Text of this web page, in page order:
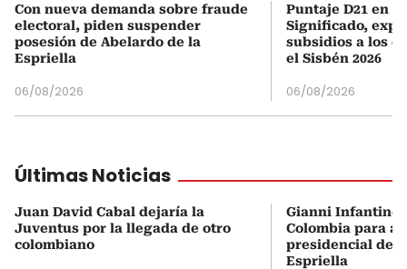
Con nueva demanda sobre fraude
electoral, piden suspender
posesión de Abelardo de la
Espriella
06/08/2026
Puntaje D21 en
Significado,
subsidios a los
el Sisbén 2026
06/08/2026
Últimas Noticias
Juan David Cabal dejaría la
Juventus por la llegada de otro
colombiano
Gianni Infantino
Colombia para
presidencial de
Espriella